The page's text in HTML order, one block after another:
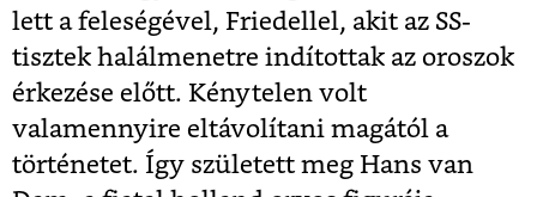
lett a feleségével, Friedellel, akit az SS-
tisztek halálmenetre indítottak az oroszok
érkezése előtt. Kénytelen volt
valamennyire eltávolítani magától a
történetet. Így született meg Hans van